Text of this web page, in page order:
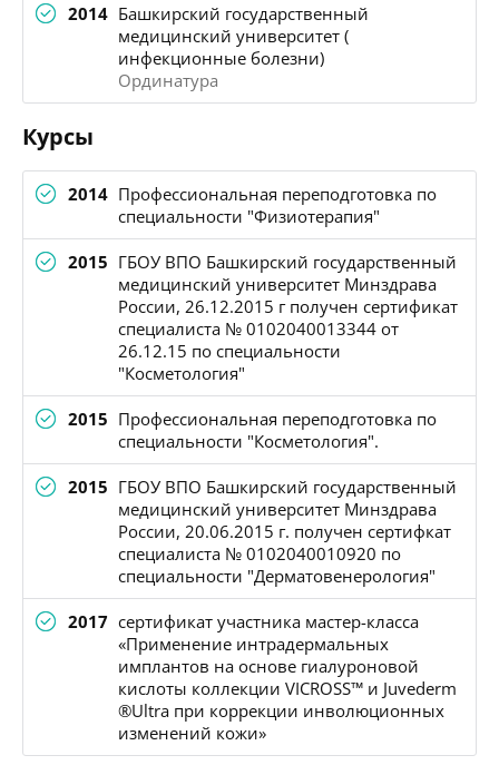
2014 Башкирский государственный
медицинский университет (
инфекционные болезни)
Ординатура
Курсы
2014 Профессиональная переподготовка по
специальности "Физиотерапия"
2015 ГБОУ ВПО Башкирский государственный
медицинский университет Минздрава
России, 26.12.2015 г получен сертификат
специалиста № 0102040013344 от
26.12.15 по специальности
"Косметология"
2015 Профессиональная переподготовка по
специальности "Косметология".
2015 ГБОУ ВПО Башкирский государственный
медицинский университет Минздрава
России, 20.06.2015 г. получен сертифкат
специалиста № 0102040010920 по
специальности "Дерматовенерология"
2017 сертификат участника мастер-класса
«Применение интрадермальных
имплантов на основе гиалуроновой
кислоты коллекции VICROSS™ и Juvederm
®Ultra при коррекции инволюционных
изменений кожи»